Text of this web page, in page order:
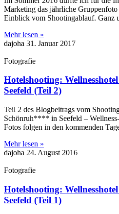
Marketing das jährliche
Einblick vom Shootingablauf. Ganz
Mehr lesen »
dajoha 31. Januar 2017
Fotografie
Hotelshooting:
Seefeld (Teil 2)
Teil 2 des Blogbeitrags vom
Schönruh**** in Seefeld –
Fotos folgen in den kommenden
Mehr lesen »
dajoha 24. August 2016
Fotografie
Hotelshooting:
Seefeld (Teil 1)